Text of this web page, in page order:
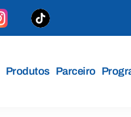
Produtos Parceiro